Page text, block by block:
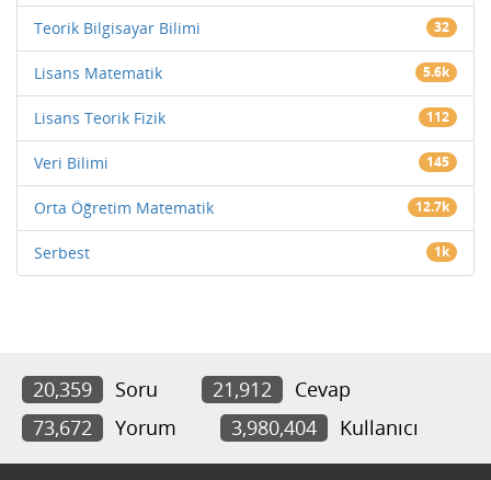
Teorik Bilgisayar Bilimi 32
Lisans Matematik 5.6k
Lisans Teorik Fizik 112
Veri Bilimi 145
Orta Öğretim Matematik 12.7k
Serbest 1k
20,359 Soru 21,912
Cevap
73,672
Yorum 3,980,404 Kullanıcı